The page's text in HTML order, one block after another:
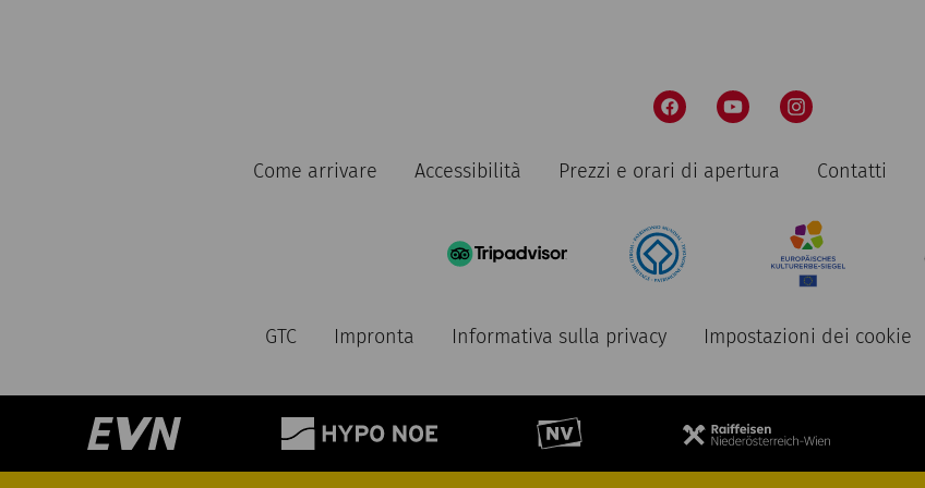
Come arrivare Accessibilità Prezzi e orari di apertura Contatti
GTC Impronta Informativa sulla privacy Impostazioni dei cookie